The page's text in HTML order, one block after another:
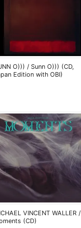
O))) / Sunn O))) (CD,
Edition with OBI)
VINCENT WALLER /
(CD)